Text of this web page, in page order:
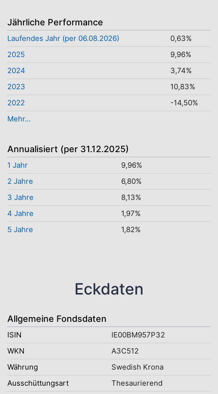
Jährliche Performance
Laufendes Jahr (per 06.08.2026)
0,63%
2025
9,96%
2024
3,74%
2023
10,83%
2022
-14,50%
Mehr...
Annualisiert (per 31.12.2025)
1 Jahr
9,96%
2 Jahre
6,80%
3 Jahre
8,13%
4 Jahre
1,97%
5 Jahre
1,82%
Eckdaten
Allgemeine Fondsdaten
ISIN
IE00BM957P32
WKN
A3C512
Währung
Swedish Krona
Ausschüttungsart
Thesaurierend